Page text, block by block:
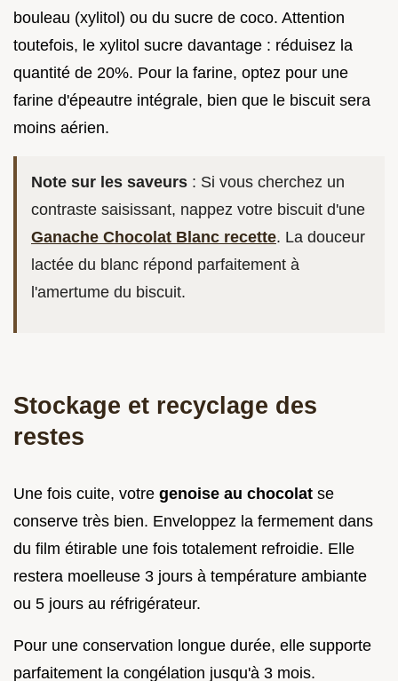
bouleau (xylitol) ou du sucre de coco. Attention
toutefois, le xylitol sucre davantage : réduisez la
quantité de 20%. Pour la farine, optez pour une
farine d'épeautre intégrale, bien que le biscuit sera
moins aérien.
Note sur les saveurs : Si vous cherchez un
contraste saisissant, nappez votre biscuit d'une
Ganache Chocolat Blanc recette. La douceur
lactée du blanc répond parfaitement à
l'amertume du biscuit.
Stockage et recyclage des
restes
Une fois cuite, votre genoise au chocolat se
conserve très bien. Enveloppez la fermement dans
du film étirable une fois totalement refroidie. Elle
restera moelleuse 3 jours à température ambiante
ou 5 jours au réfrigérateur.
Pour une conservation longue durée, elle supporte
parfaitement la congélation jusqu'à 3 mois.